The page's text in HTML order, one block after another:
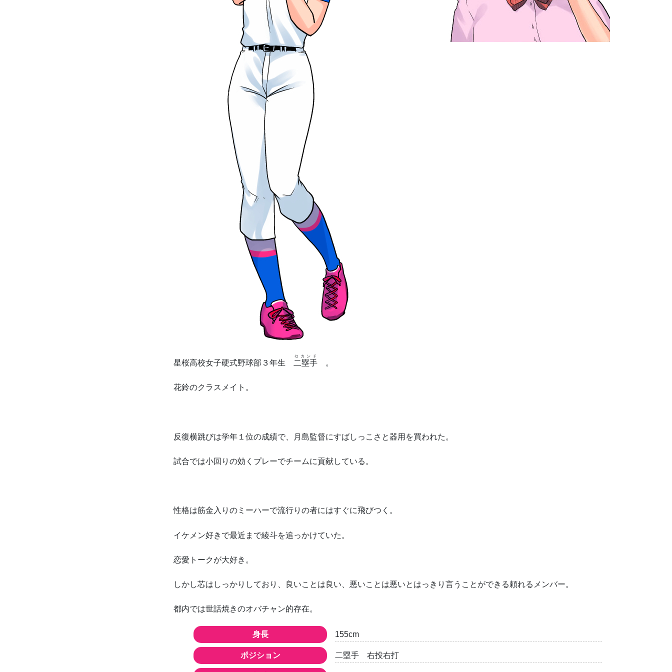
星桜高校女子硬式野球部３年生 二塁手
セカンド
。
花鈴のクラスメイト。
反復横跳びは学年１位の成績で、月島監督にすばしっこさと器用を買われた。
試合では小回りの効くプレーでチームに貢献している。
性格は筋金入りのミーハーで流行りの者にはすぐに飛びつく。
イケメン好きで最近まで綾斗を追っかけていた。
恋愛トークが大好き。
しかし芯はしっかりしており、良いことは良い、悪いことは悪いとはっきり言うことができる頼れるメンバー。
都内では世話焼きのオバチャン的存在。
身長 155cm
ポジション 二塁手 右投右打